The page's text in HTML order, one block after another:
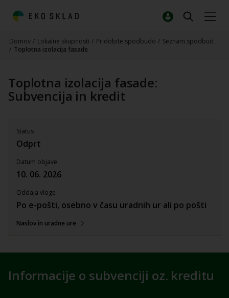
Domov / Lokalne skupnosti / Pridobite spodbudo / Seznam spodbud
/ Toplotna izolacija fasade
Toplotna izolacija fasade:
Subvencija in kredit
Informacije o subvenciji oz. kreditu
Status
Odprt
Datum objave
10. 06. 2026
Oddaja vloge
Po e-pošti, osebno v času uradnih ur ali po pošti
Naslov in uradne ure